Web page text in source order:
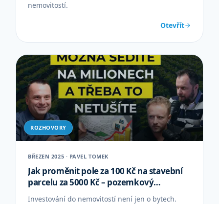
nemovitostí.
Otevřít
ROZHOVORY
BŘEZEN 2025 · PAVEL TOMEK
Jak proměnit pole za 100 Kč na stavební
parcelu za 5000 Kč – pozemkový
development
Investování do nemovitostí není jen o bytech.